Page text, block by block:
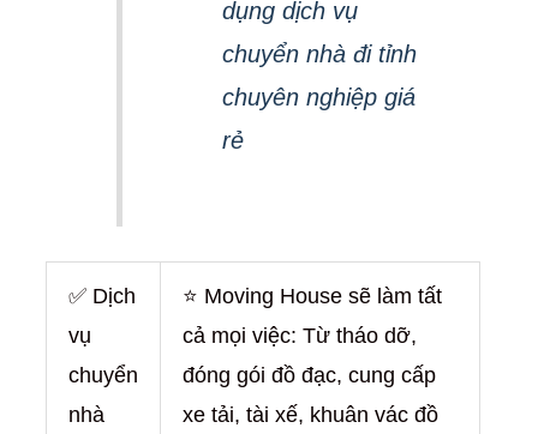
dụng dịch vụ
chuyển nhà đi tỉnh
chuyên nghiệp giá
rẻ
✅ Dịch
vụ
chuyển
nhà
⭐ Moving House sẽ làm tất
cả mọi việc: Từ tháo dỡ,
đóng gói đồ đạc, cung cấp
xe tải, tài xế, khuân vác đồ